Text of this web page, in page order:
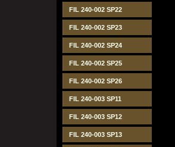
FIL 240-002 SP22
FIL 240-002 SP23
FIL 240-002 SP24
FIL 240-002 SP25
FIL 240-002 SP26
FIL 240-003 SP11
FIL 240-003 SP12
FIL 240-003 SP13